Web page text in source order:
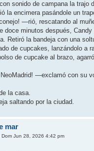
sonido de campana la
la encimera pasándole un
—rió, rescatando al
doce minutos después,
Retiró la bandeja con una
de cupcakes, lanzándolo a
de cupcake al brazo,
—exclamó con su
la casa.
saltando por la ciudad.
mar
Dom Jun 28, 2026 4:42 pm